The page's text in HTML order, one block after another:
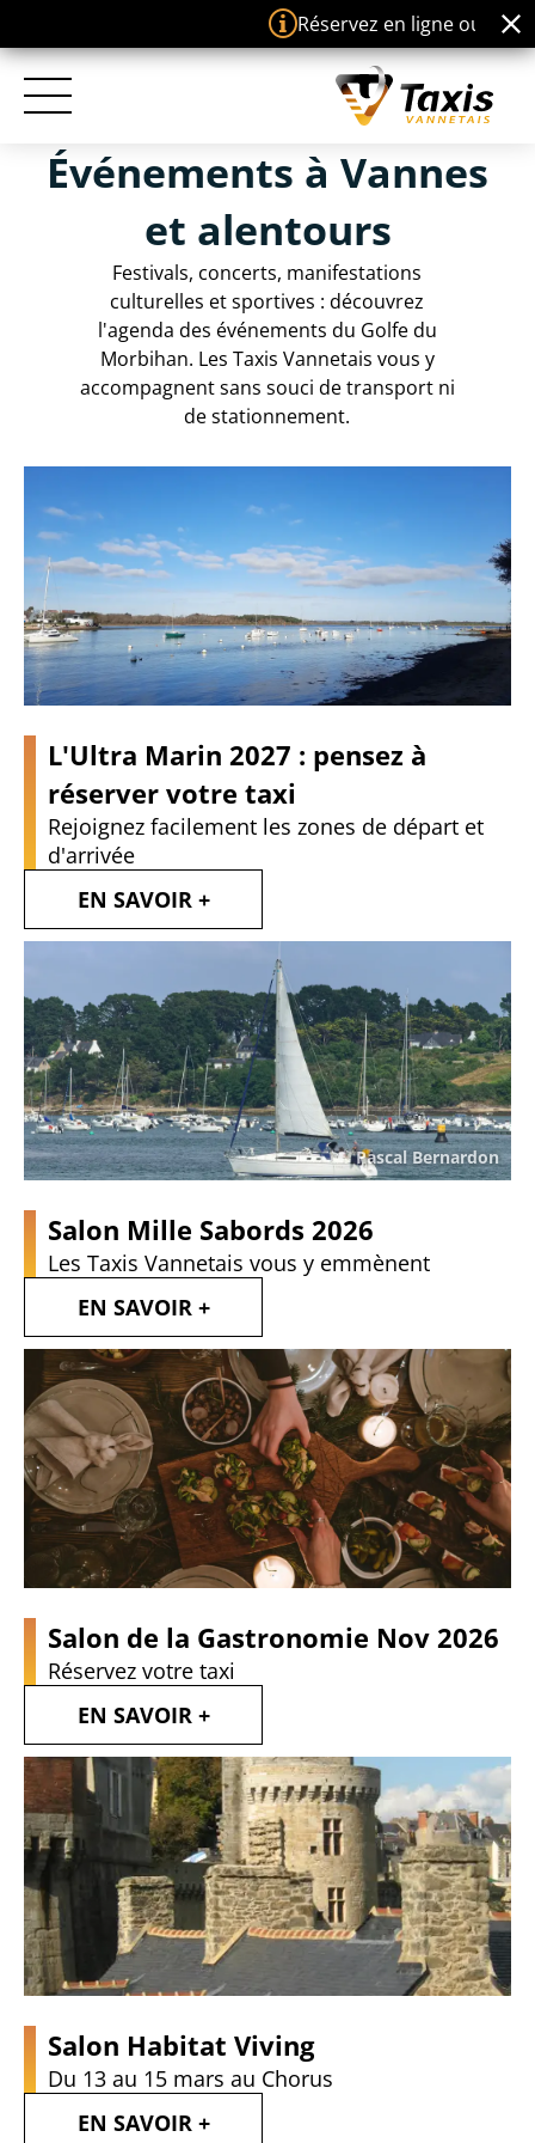
Réservez en ligne ou
TAXIS VANNETAIS
TROUVEZ-NOUS
TARIFS
ÉVÉNEMENTS
Contactez-nous
Nous situer
Événements à Vannes
et alentours
Festivals, concerts, manifestations
culturelles et sportives : découvrez
l'agenda des événements du Golfe du
Morbihan. Les Taxis Vannetais vous y
accompagnent sans souci de transport ni
de stationnement.
L'Ultra Marin 2027 : pensez à
réserver votre taxi
Rejoignez facilement les zones de départ et
d'arrivée
EN SAVOIR +
Pascal Bernardon
Salon Mille Sabords 2026
Les Taxis Vannetais vous y emmènent
EN SAVOIR +
Salon de la Gastronomie Nov 2026
Réservez votre taxi
EN SAVOIR +
Salon Habitat Viving
Du 13 au 15 mars au Chorus
EN SAVOIR +
Panneau de gestion des cookies